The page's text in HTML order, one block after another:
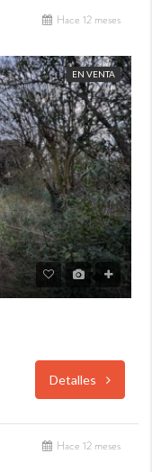
Hace 12 meses
EN VENTA
Detalles
Hace 12 meses